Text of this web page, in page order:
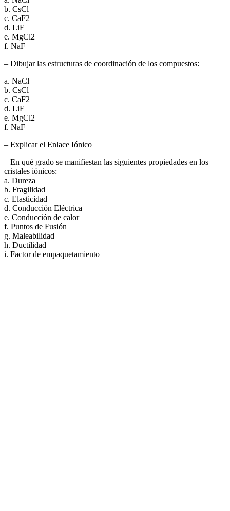
b. CsCl
c. CaF2
d. LiF
e. MgCl2
f. NaF
– Dibujar las estructuras de coordinación de los compuestos:
a. NaCl
b. CsCl
c. CaF2
d. LiF
e. MgCl2
f. NaF
– Explicar el Enlace Iónico
– En qué grado se manifiestan las siguientes propiedades en los
cristales iónicos:
a. Dureza
b. Fragilidad
c. Elasticidad
d. Conducción Eléctrica
e. Conducción de calor
f. Puntos de Fusión
g. Maleabilidad
h. Ductilidad
i. Factor de empaquetamiento